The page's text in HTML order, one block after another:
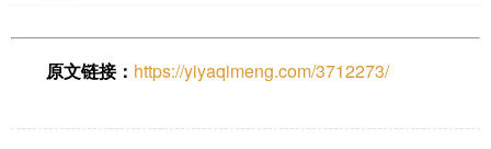
原文链接： https://yiyaqimeng.com/3712273/